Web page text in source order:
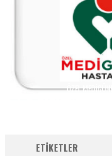
ÖZEL
ETIKETLER